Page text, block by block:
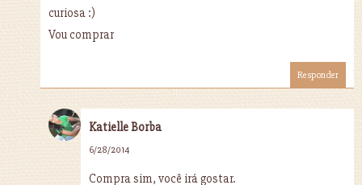
curiosa :)
Vou comprar
Responder
Katielle Borba
6/28/2014
Compra sim, você irá gostar.